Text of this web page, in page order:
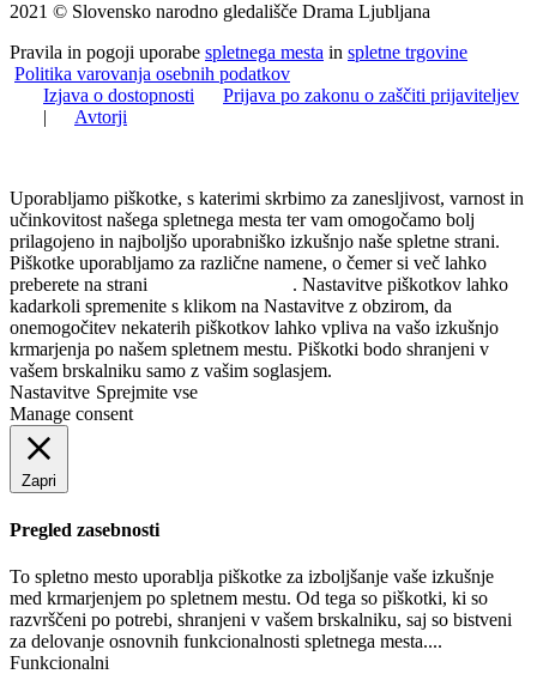
2021 © Slovensko narodno gledališče Drama Ljubljana
Pravila in pogoji uporabe spletnega mesta in spletne trgovine
Politika varovanja osebnih podatkov
Izjava o dostopnosti
Prijava po zakonu o zaščiti prijaviteljev
|
Avtorji
Uporabljamo piškotke, s katerimi skrbimo za zanesljivost, varnost in
učinkovitost našega spletnega mesta ter vam omogočamo bolj
prilagojeno in najboljšo uporabniško izkušnjo naše spletne strani.
Piškotke uporabljamo za različne namene, o čemer si več lahko
preberete na strani
. Nastavitve piškotkov lahko
kadarkoli spremenite s klikom na Nastavitve z obzirom, da
onemogočitev nekaterih piškotkov lahko vpliva na vašo izkušnjo
krmarjenja po našem spletnem mestu. Piškotki bodo shranjeni v
vašem brskalniku samo z vašim soglasjem.
Nastavitve Sprejmite vse
Manage consent
Zapri
Pregled zasebnosti
To spletno mesto uporablja piškotke za izboljšanje vaše izkušnje
med krmarjenjem po spletnem mestu. Od tega so piškotki, ki so
razvrščeni po potrebi, shranjeni v vašem brskalniku, saj so bistveni
za delovanje osnovnih funkcionalnosti spletnega mesta....
Funkcionalni